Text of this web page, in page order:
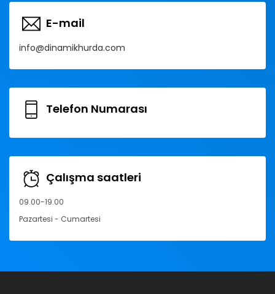
E-mail
info@dinamikhurda.com
Telefon Numarası
Çalışma saatleri
09.00-19.00
Pazartesi - Cumartesi